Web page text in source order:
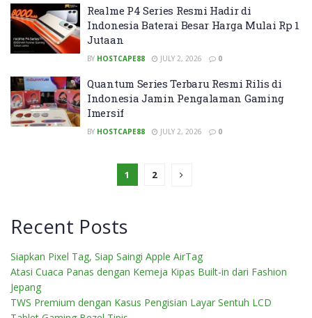
Realme P4 Series Resmi Hadir di
Indonesia Baterai Besar Harga Mulai Rp 1
Jutaan
BY HOSTCAPE88 JULY 2, 2026 0
Quantum Series Terbaru Resmi Rilis di
Indonesia Jamin Pengalaman Gaming
Imersif
BY HOSTCAPE88 JULY 2, 2026 0
1 2
Recent Posts
Siapkan Pixel Tag, Siap Saingi Apple AirTag
Atasi Cuaca Panas dengan Kemeja Kipas Built-in dari Fashion
Jepang
TWS Premium dengan Kasus Pengisian Layar Sentuh LCD